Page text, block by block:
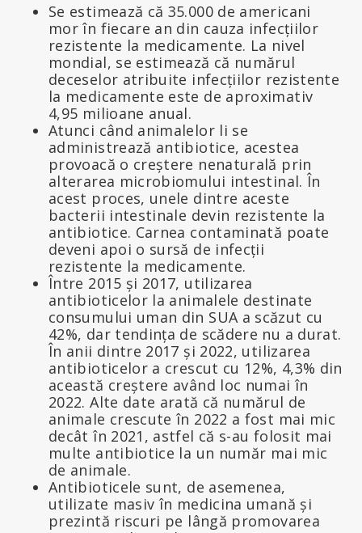
Se estimează că 35.000 de americani
mor în fiecare an din cauza infecțiilor
rezistente la medicamente. La nivel
mondial, se estimează că numărul
deceselor atribuite infecțiilor rezistente
la medicamente este de aproximativ
4,95 milioane anual.
Atunci când animalelor li se
administrează antibiotice, acestea
provoacă o creștere nenaturală prin
alterarea microbiomului intestinal. În
acest proces, unele dintre aceste
bacterii intestinale devin rezistente la
antibiotice. Carnea contaminată poate
deveni apoi o sursă de infecții
rezistente la medicamente.
Între 2015 și 2017, utilizarea
antibioticelor la animalele destinate
consumului uman din SUA a scăzut cu
42%, dar tendința de scădere nu a durat.
În anii dintre 2017 și 2022, utilizarea
antibioticelor a crescut cu 12%, 4,3% din
această creștere având loc numai în
2022. Alte date arată că numărul de
animale crescute în 2022 a fost mai mic
decât în 2021, astfel că s-au folosit mai
multe antibiotice la un număr mai mic
de animale.
Antibioticele sunt, de asemenea,
utilizate masiv în medicina umană și
prezintă riscuri pe lângă promovarea